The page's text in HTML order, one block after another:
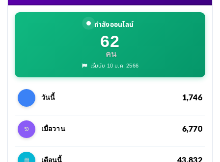
กำลังออนไลน์
62
คน
เริ่มนับ 10 ม.ค. 2566
วันนี้ 1,746
เมื่อวาน 6,770
เดือนนี้ 43,832